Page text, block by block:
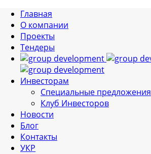
Главная
О компании
Проекты
Тендеры
Инвесторам
Специальные предложения
Клуб Инвесторов
Новости
Блог
Контакты
УКР